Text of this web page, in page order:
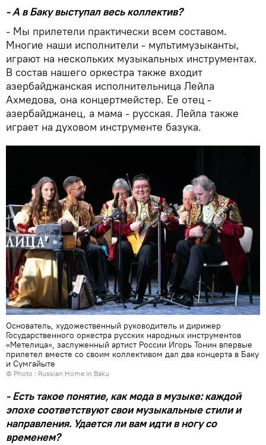
- А в Баку выступал весь коллектив?
- Мы прилетели практически всем составом.
Многие наши исполнители - мультимузыканты,
играют на нескольких музыкальных инструментах.
В состав нашего оркестра также входит
азербайджанская исполнительница Лейла
Ахмедова, она концертмейстер. Ее отец -
азербайджанец, а мама - русская. Лейла также
играет на духовом инструменте базука.
Основатель, художественный руководитель и дирижер
Государственного оркестра русских народных инструментов
«Метелица», заслуженный артист России Игорь Тонин впервые
прилетел вместе со своим коллективом дал два концерта в Баку
и Сумгайыте
© Photo : Russian Home in Baku
- Есть такое понятие, как мода в музыке: каждой
эпохе соответствуют свои музыкальные стили и
направления. Удается ли вам идти в ногу со
временем?